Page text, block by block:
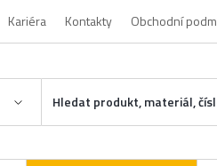
Kariéra Kontakty Obchodní